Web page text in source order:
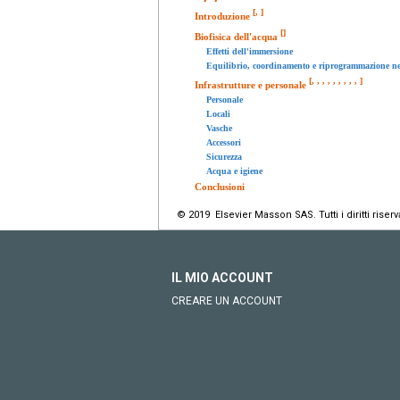
Introduzione [, ]
Biofisica dell'acqua []
Effetti dell'immersione
Equilibrio, coordinamento e riprogrammazione
Infrastrutture e personale [, , , , , , , , , ]
Personale
Locali
Vasche
Accessori
Sicurezza
Acqua e igiene
Conclusioni
© 2019 Elsevier Masson SAS. Tutti i diritti
IL MIO ACCOUNT
CREARE UN ACCOUNT